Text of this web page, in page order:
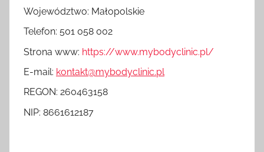
Województwo: Małopolskie
Telefon: 501 058 002
Strona www: https://www.mybodyclinic.pl/
E-mail: kontakt@mybodyclinic.pl
REGON: 260463158
NIP: 8661612187